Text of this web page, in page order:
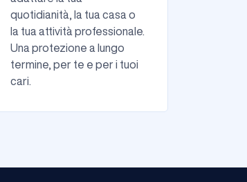
quotidianità, la tua casa o
la tua attività professionale.
Una protezione a lungo
termine, per te e per i tuoi
cari.